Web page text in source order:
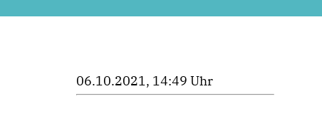
06.10.2021, 14:49 Uhr